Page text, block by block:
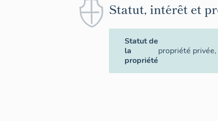
Statut, intérêt et
Statut de
la
propriété
propriété privée